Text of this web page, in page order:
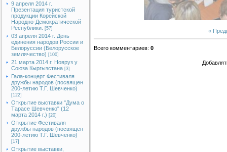
9 апреля 2014 г.
Презентация туристской
продукции Корейской
Народно-Демократической
Республики.
[57]
03 апреля 2014 г. День
единения народов России и
Белоруссии (Белорусское
землячество) [100]
21 марта 2014 г. Новруз у
Союза Кыргызстана [3]
Гала-концерт Фестиваля
дружбы народов (посвящен
200-летию Т.Г. Шевченко)
[122]
Открытие выставки "Дума о
Тарасе Шевченко" (12
марта 2014 г.) [20]
Открытие Фестиваля
дружбы народов (посвящен
200-летию Т.Г. Шевченко)
[17]
Открытие выставки,
«
Всего комментариев: 0